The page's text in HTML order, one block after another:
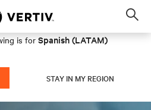
is for Spanish (LATAM)
STAY IN MY REGION